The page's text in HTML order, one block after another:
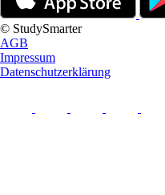
© StudySmarter
AGB
Impressum
Datenschutzerklärung